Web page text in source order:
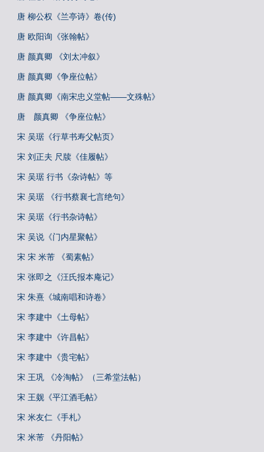
唐 柳公权《兰亭诗》卷(传)
唐 欧阳询《张翰帖》
唐 颜真卿 《刘太冲叙》
唐 颜真卿《争座位帖》
唐 颜真卿《南宋忠义堂帖——文殊帖》
唐 颜真卿 《争座位帖》
宋 吴琚《行草书寿父帖页》
宋 刘正夫 尺牍《佳履帖》
宋 吴琚 行书《杂诗帖》等
宋 吴琚 《行书蔡襄七言绝句》
宋 吴琚《行书杂诗帖》
宋 吴说《门内星聚帖》
宋 宋 米芾 《蜀素帖》
宋 张即之《汪氏报本庵记》
宋 朱熹《城南唱和诗卷》
宋 李建中《土母帖》
宋 李建中《许昌帖》
宋 李建中《贵宅帖》
宋 王巩 《冷淘帖》（三希堂法帖）
宋 王觌《平江酒毛帖》
宋 米友仁《手札》
宋 米芾 《丹阳帖》